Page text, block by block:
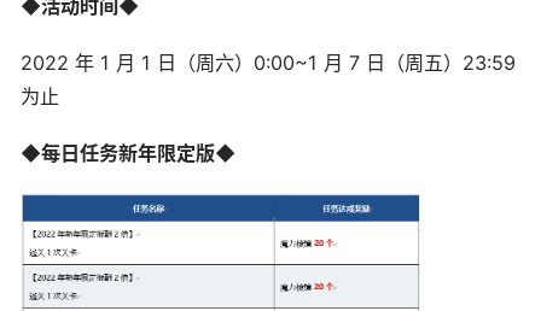
◆活动时间◆
2022 年 1 月 1 日（周六）0:00~1 月 7 日（周五）23:59
为止
◆每日任务新年限定版◆